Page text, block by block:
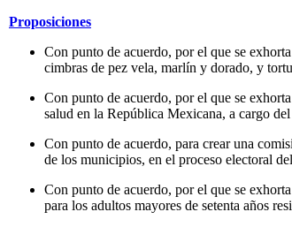
Proposiciones
Con punto de acuerdo, por el que se
cimbras de pez vela, marlín y dorado, y
Con punto de acuerdo, por el que se
salud en la República Mexicana, a cargo
Con punto de acuerdo, para crear una
de los municipios, en el proceso electoral
Con punto de acuerdo, por el que se
para los adultos mayores de setenta años